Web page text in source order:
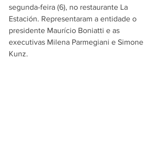
segunda-feira (6), no restaurante La
Estación. Representaram a entidade o
presidente Maurício Boniatti e as
executivas Milena Parmegiani e Simone
Kunz.